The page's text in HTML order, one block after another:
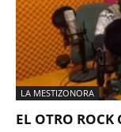
LA MESTIZONORA
EL OTRO